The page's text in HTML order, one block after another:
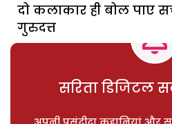
दो कलाकार ही बोल पाए
गुरुदत्त
सरिता डिजिटल